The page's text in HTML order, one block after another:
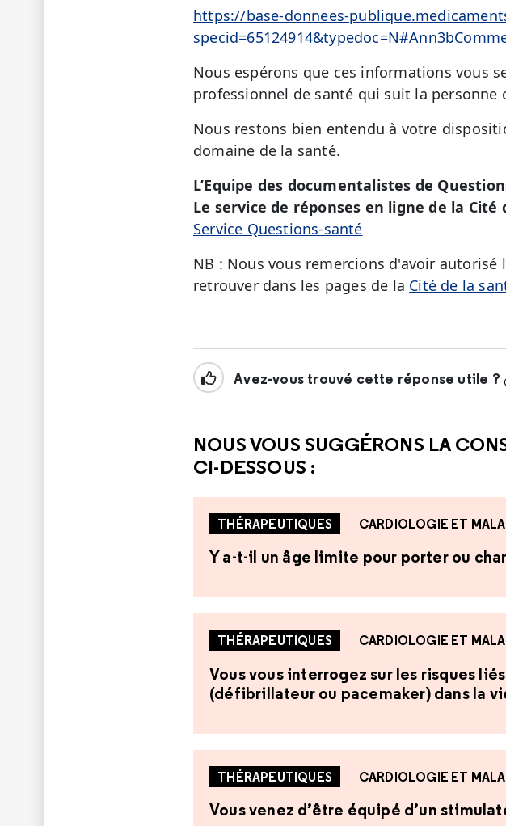
https://base-donnees-
Nous espérons que ces informations vous
professionnel de santé qui suit la personne
Nous restons bien entendu à votre
domaine de la santé.
L’Equipe des documentalistes de
Le service de réponses en ligne de la Cité
Service Questions-santé
NB : Nous vous remercions d'avoir
retrouver dans les pages de la Cité de la
Avez-vous trouvé cette réponse utile ?
NOUS VOUS SUGGÉRONS LA
CI-DESSOUS :
THÉRAPEUTIQUES CARDIOLOGIE ET
Y a-t-il un âge limite pour porter ou
THÉRAPEUTIQUES CARDIOLOGIE ET
Vous vous interrogez sur les risques
(défibrillateur ou pacemaker) dans la
THÉRAPEUTIQUES CARDIOLOGIE ET
Vous venez d’être équipé d’un